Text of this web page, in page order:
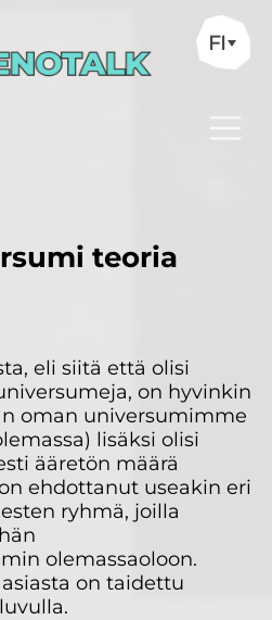
FI
teoria
eli siitä että olisi
on hyvinkin
oman universumimme
lisäksi olisi
ääretön määrä
ehdottanut useakin eri
ryhmä, joilla
olemassaoloon.
on taidettu